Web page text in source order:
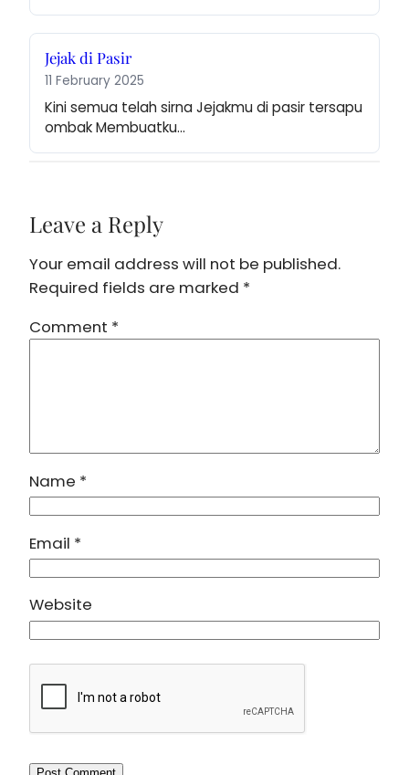
Jejak di Pasir
11 February 2025
Kini semua telah sirna Jejakmu di pasir tersapu
ombak Membuatku…
Leave a Reply
Your email address will not be published.
Required fields are marked *
Comment *
Name *
Email *
Website